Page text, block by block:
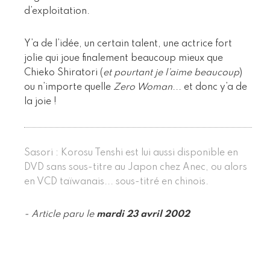
d’exploitation.
Y’a de l’idée, un certain talent, une actrice fort
jolie qui joue finalement beaucoup mieux que
Chieko Shiratori (et pourtant je l’aime beaucoup)
ou n’importe quelle Zero Woman... et donc y’a de
la joie !
Sasori : Korosu Tenshi est lui aussi disponible en
DVD sans sous-titre au Japon chez Anec, ou alors
en VCD taïwanais... sous-titré en chinois.
- Article paru le mardi 23 avril 2002